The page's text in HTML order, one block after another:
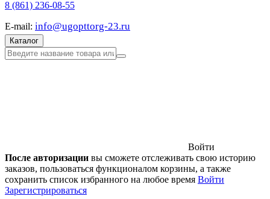
8 (861) 236-08-55
E-mail: info@ugopttorg-23.ru
Каталог
Войти
После авторизации вы сможете отслеживать свою историю
заказов, пользоваться функционалом корзины, а также
сохранить список избранного на любое время Войти
Зарегистрироваться